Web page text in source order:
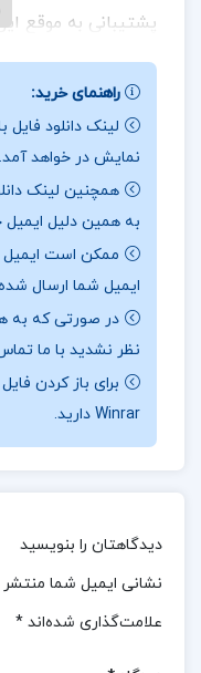
پشتیبانی به موقع
این مجموعه
خرید فایل های بیشتر
نویسنده کتاب
برجسته‌ترین
و دستاوردهای
۱۳۷۱ در سوئیس
فیزیک”** شناخته
از مؤسسات علمی و
مقاله “بررسی
و ارزیابی عملکرد
بانک‌ها می‌پردازد.
حسابداری در مدیریت
راهنمای خرید:
لینک دانلود فایل
نمایش در خواهد آمد.
همچنین لینک
به همین دلیل ایمیل
ایمیل شما ارسال
در صورتی که به
نظر نشدید با ما
Winrar دارید.
دیدگاهتان را بنویسید
نشانی ایمیل شما
علامت‌گذاری شده‌اند *